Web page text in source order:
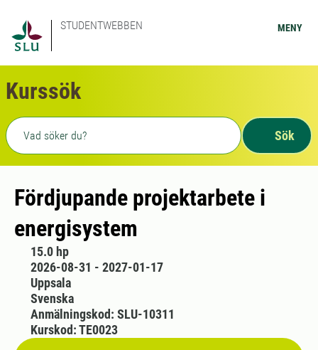
STUDENTWEBBEN MENY
Kurssök
Fritext sökning
Sök
Fördjupande projektarbete i
energisystem
15.0 hp
2026-08-31 - 2027-01-17
Uppsala
Svenska
Anmälningskod: SLU-10311
Kurskod: TE0023